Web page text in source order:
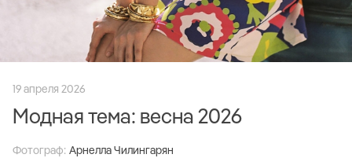
19 апреля 2026
Модная тема: весна 2026
Фотограф: Арнелла Чилингарян